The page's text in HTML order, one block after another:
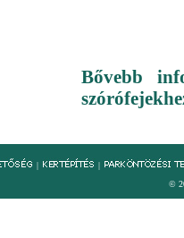
Bővebb
|
|
©